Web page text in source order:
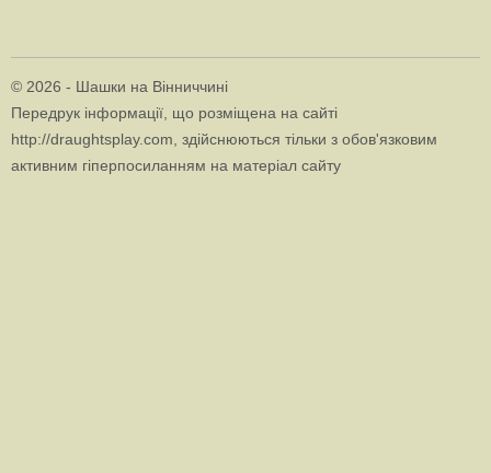
© 2026 - Шашки на Вінниччині
Передрук інформації, що розміщена на сайті
http://draughtsplay.com, здійснюються тільки з обов'язковим
активним гіперпосиланням на матеріал сайту